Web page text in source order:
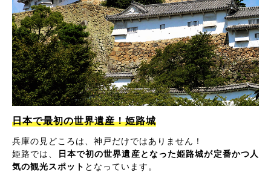
日本で最初の世界遺産！姫路城
兵庫の見どころは、神戸だけではありません！
姫路では、
日本で初の世界遺産となった姫路城が定番かつ人
気の観光スポット となっています。